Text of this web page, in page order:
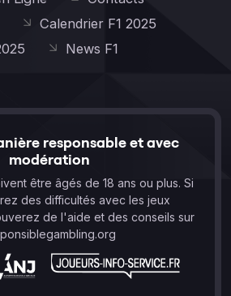
Calendrier F1 2025
News F1
responsable et avec
modération
être âgés de 18 ans ou plus. Si
des difficultés avec les jeux
de l'aide et des conseils sur